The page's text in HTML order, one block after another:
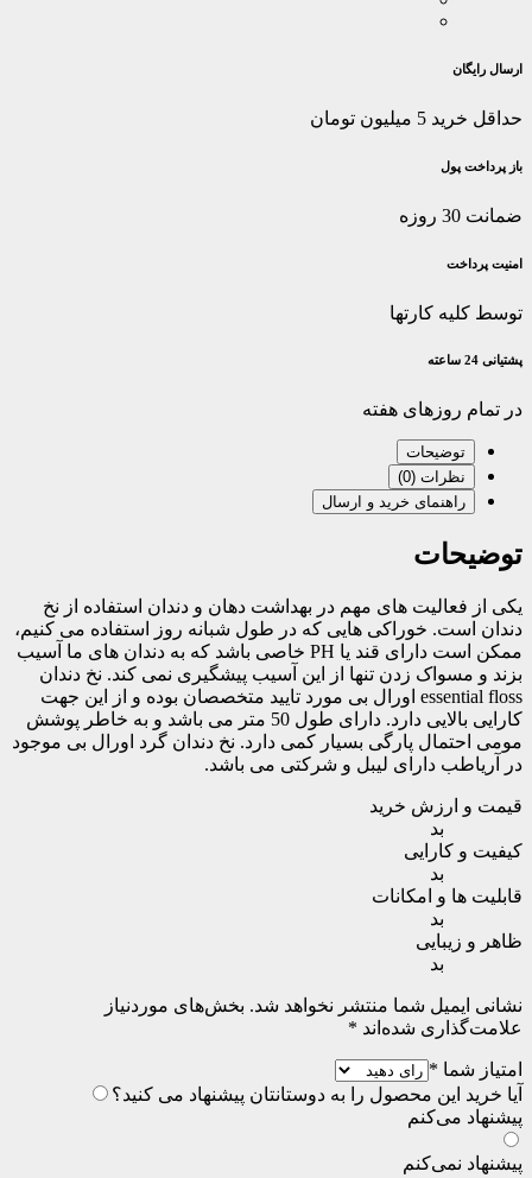
ارسال رایگان
حداقل خرید 5 میلیون تومان
باز پرداخت پول
ضمانت 30 روزه
امنیت پرداخت
توسط کلیه کارتها
پشتیانی 24 ساعته
در تمام روزهای هفته
توضیحات
نظرات (0)
راهنمای خرید و ارسال
توضیحات
یکی از فعالیت های مهم در بهداشت دهان و دندان استفاده از نخ
دندان است. خوراکی هایی که در طول شبانه روز استفاده می کنیم،
ممکن است دارای قند یا PH خاصی باشد که به دندان های ما آسیب
بزند و مسواک زدن تنها از این آسیب پیشگیری نمی کند. نخ دندان
essential floss اورال بی مورد تایید متخصصان بوده و از این جهت
کارایی بالایی دارد. دارای طول 50 متر می باشد و به خاطر پوشش
مومی احتمال پارگی بسیار کمی دارد. نخ دندان گرد اورال بی موجود
در آریاطب دارای لیبل و شرکتی می باشد.
قیمت و ارزش خرید
بد
کیفیت و کارایی
بد
قابلیت ها و امکانات
بد
ظاهر و زیبایی
بد
نشانی ایمیل شما منتشر نخواهد شد. بخش‌های موردنیاز
علامت‌گذاری شده‌اند *
امتیاز شما *
آیا خرید این محصول را به دوستانتان پیشنهاد می کنید؟
پیشنهاد می‌کنم
پیشنهاد نمی‌کنم